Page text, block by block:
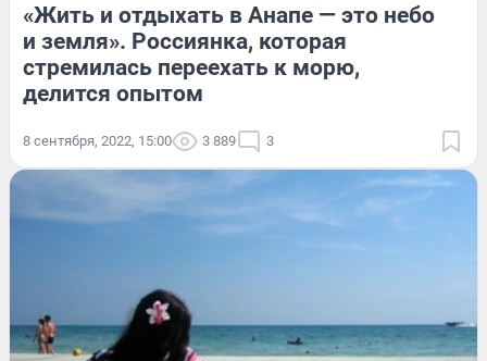
«Жить и отдыхать в Анапе — это небо
и земля». Россиянка, которая
стремилась переехать к морю,
делится опытом
8 сентября, 2022, 15:00 3 889 3